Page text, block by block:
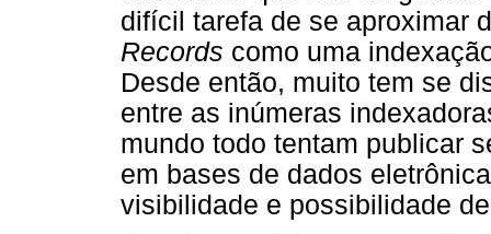
difícil tarefa de se aproximar
Records como uma
Desde então, muito tem se
entre as inúmeras
mundo todo tentam publicar
em bases de dados
visibilidade e possibilidade